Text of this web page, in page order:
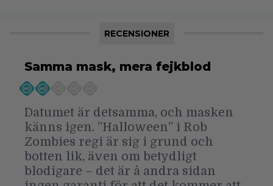
RECENSIONER
Samma mask, mera fejkblod
Datumet är detsamma, och masken
känns igen. ”Halloween” i Rob
Zombies regi är sig i grund och
botten lik, även om betydligt
blodigare – det är å andra sidan